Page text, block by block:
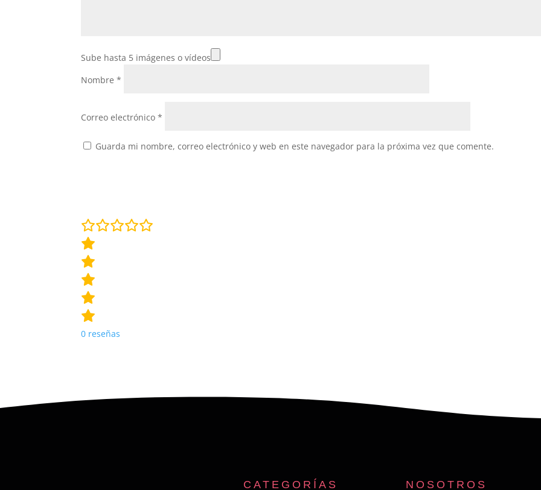
Sube hasta 5 imágenes o vídeos
Nombre*
Correo electrónico*
Guarda mi nombre, correo electrónico y web en este navegador para la próxima vez que comente.
0 reseñas
CATEGORÍAS NOSOTROS